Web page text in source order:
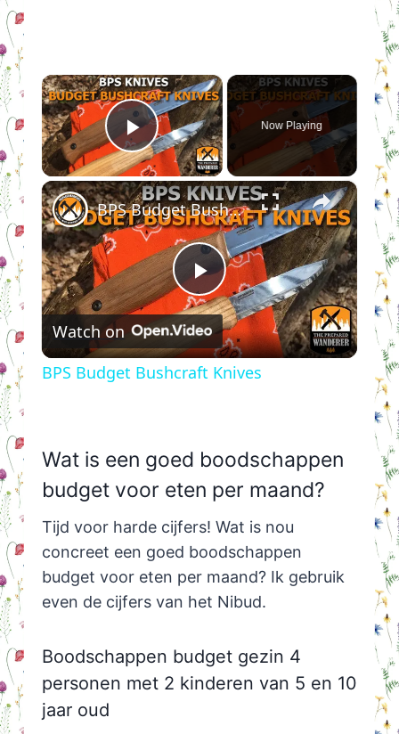
×
Play Video
Now Playing
×
Play
Video
BPS Budget Bushcraft Knives
Watch on
BPS Budget Bushcraft Knives
Wat is een goed boodschappen
budget voor eten per maand?
Tijd voor harde cijfers! Wat is nou
concreet een goed boodschappen
budget voor eten per maand? Ik gebruik
even de cijfers van het Nibud.
Boodschappen budget gezin 4
personen met 2 kinderen van 5 en 10
jaar oud